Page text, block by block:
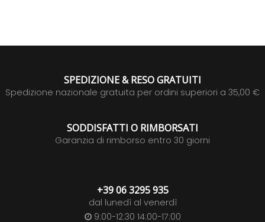
SPEDIZIONE & RESO GRATUITI
Spedizione nazionale gratuita per ordini superiori a 35,00 €
SODDISFATTI O RIMBORSATI
Garanzia di rimborso entro 30 giorni
+39 06 3295 935
dal lunedì al venerdì
9:00-12:30 14:00-17:00